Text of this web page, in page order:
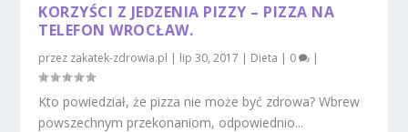
KORZYŚCI Z JEDZENIA PIZZY – PIZZA NA
TELEFON WROCŁAW.
przez zakatek-zdrowia.pl | lip 30, 2017 | Dieta | 0 |
Kto powiedział, że pizza nie może być zdrowa? Wbrew
powszechnym przekonaniom, odpowiednio...